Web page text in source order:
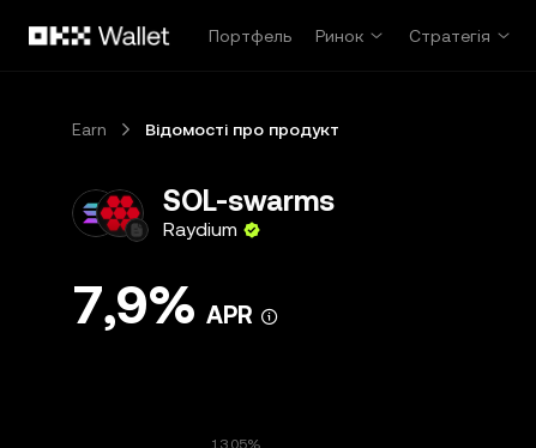
Портфель
Ринок Стратегія
Earn Відомості про продукт
SOL-swarms
Raydium
7,9% APR